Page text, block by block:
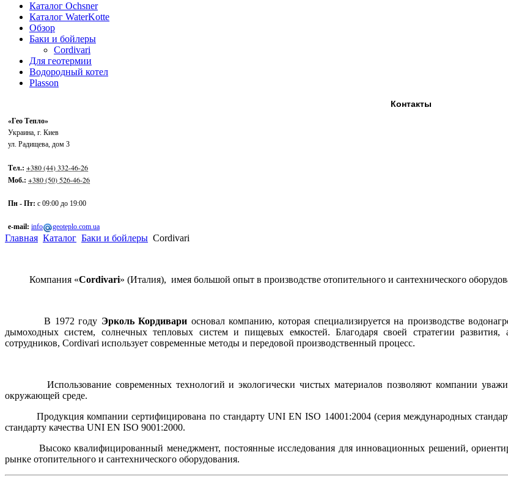
Каталог Ochsner
Каталог WaterKotte
Обзор
Баки и бойлеры
Cordivari
Для геотермии
Водородный котел
Plasson
Контакты
«Гео Тепло»
Украина, г. Киев
ул. Радищева, дом 3
Тел.: +380 (44) 332-46-26
Моб.: +380 (50) 526-46-26
Пн - Пт: с 09:00 до 19:00
e-mail: info geoteplo.com.ua
Главная Каталог Баки и бойлеры Cordivari
Компания «Cordivari» (Италия), имея большой опыт в производстве отопительного и сантехнического
В 1972 году Эрколь Кордивари основал компанию, которая специализируется на производстве
дымоходных систем, солнечных тепловых систем и пищевых емкостей. Благодаря своей стратегии
сотрудников, Cordivari использует современные методы и передовой производственный процесс.
Использование современных технологий и экологически чистых материалов позволяют компании
окружающей среде.
Продукция компании сертифицирована по стандарту UNI EN ISO 14001:2004 (серия международных
стандарту качества UNI EN ISO 9001:2000.
Высоко квалифицированный менеджмент, постоянные исследования для инновационных решений,
рынке отопительного и сантехнического оборудования.